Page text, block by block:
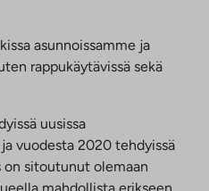
asunnoissamme ja
rappukäytävissä sekä
uusissa
vuodesta 2020 tehdyissä
on sitoutunut olemaan
mahdollista erikseen